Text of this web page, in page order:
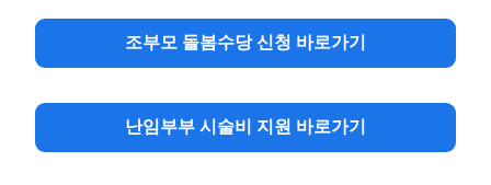
조부모 돌봄수당 신청 바로가기
난임부부 시술비 지원 바로가기